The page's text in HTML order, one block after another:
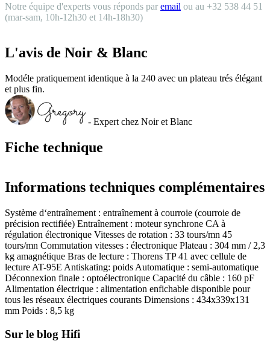
Notre équipe d'experts vous réponds par email ou au +32 538 44 51
(mar-sam, 10h-12h30 et 14h-18h30)
Fiche technique
Informations techniques complémentaires
Système d‘entraînement : entraînement à courroie (courroie de
précision rectifiée) Entraînement : moteur synchrone CA à
régulation électronique Vitesses de rotation : 33 tours/mn 45
tours/mn Commutation vitesses : électronique Plateau : 304 mm / 2,3
kg amagnétique Bras de lecture : Thorens TP 41 avec cellule de
lecture AT-95E Antiskating: poids Automatique : semi-automatique
Déconnexion finale : optoélectronique Capacité du câble : 160 pF
Alimentation électrique : alimentation enfichable disponible pour
tous les réseaux électriques courants Dimensions : 434x339x131
mm Poids : 8,5 kg
L'avis de Noir & Blanc
Modéle pratiquement identique à la 240 avec un plateau trés élégant
et plus fin.
- Expert chez Noir et Blanc
Sur le blog Hifi